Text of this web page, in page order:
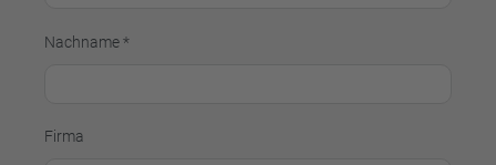
Nachname *
Firma